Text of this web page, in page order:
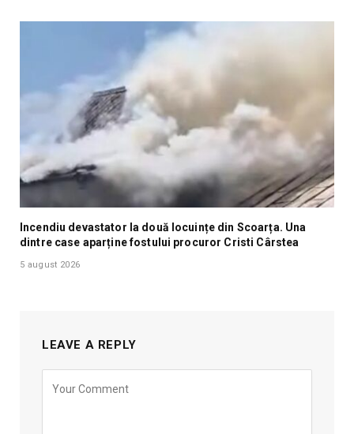
Incendiu devastator la două locuințe din Scoarța. Una
dintre case aparține fostului procuror Cristi Cârstea
5 august 2026
LEAVE A REPLY